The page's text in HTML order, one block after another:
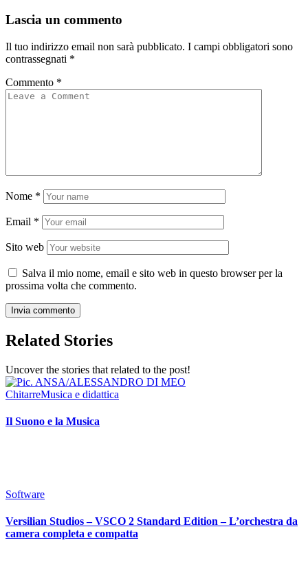
Lascia un commento
Il tuo indirizzo email non sarà pubblicato. I campi obbligatori sono
contrassegnati *
Commento *
Nome *
Email *
Sito web
Salva il mio nome, email e sito web in questo browser per la
prossima volta che commento.
Related Stories
Uncover the stories that related to the post!
ChitarreMusica e didattica
Il Suono e la Musica
Software
Versilian Studios – VSCO 2 Standard Edition – L’orchestra da
camera completa e compatta